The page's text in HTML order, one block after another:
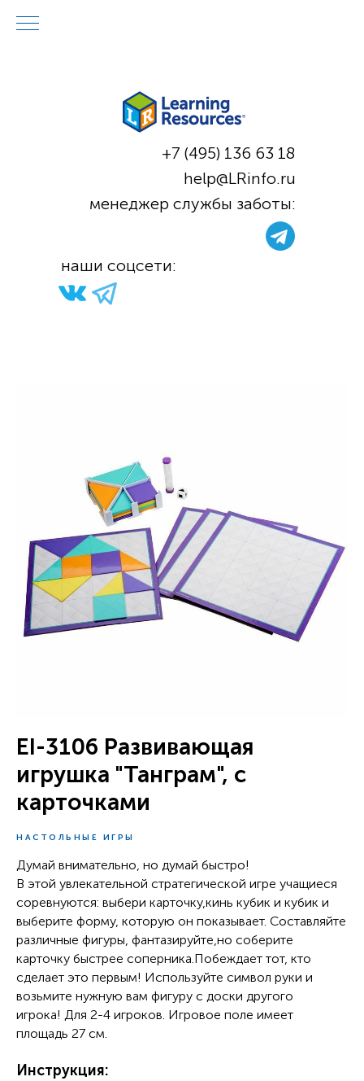
+7 (495) 136 63 18
help@LRinfo.ru
менеджер службы заботы:
наши соцсети:
EI-3106 Развивающая
игрушка "Танграм", с
карточками
НАСТОЛЬНЫЕ ИГРЫ
Думай внимательно, но думай быстро!
В этой увлекательной стратегической игре учащиеся
соревнуются: выбери карточку,кинь кубик и кубик и
выберите форму, которую он показывает. Составляйте
различные фигуры, фантазируйте,но соберите
карточку быстрее соперника.Побеждает тот, кто
сделает это первым! Используйте символ руки и
возьмите нужную вам фигуру с доски другого
игрока! Для 2-4 игроков. Игровое поле имеет
площадь 27 см.
Инструкция: